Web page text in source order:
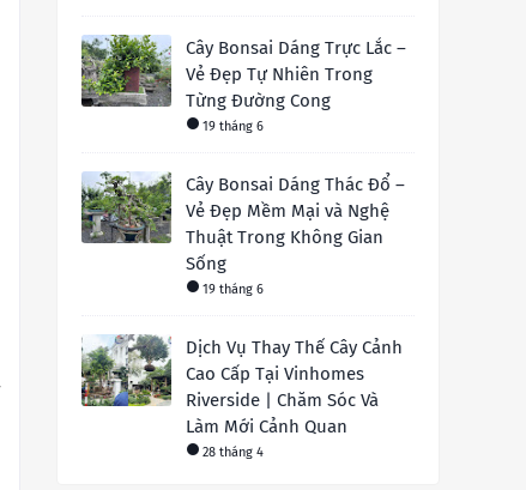
Cây Bonsai Dáng Trực Lắc –
Vẻ Đẹp Tự Nhiên Trong
Từng Đường Cong
19 tháng 6
Cây Bonsai Dáng Thác Đổ –
Vẻ Đẹp Mềm Mại và Nghệ
Thuật Trong Không Gian
Sống
19 tháng 6
Dịch Vụ Thay Thế Cây Cảnh
Cao Cấp Tại Vinhomes
Riverside | Chăm Sóc Và
Làm Mới Cảnh Quan
28 tháng 4